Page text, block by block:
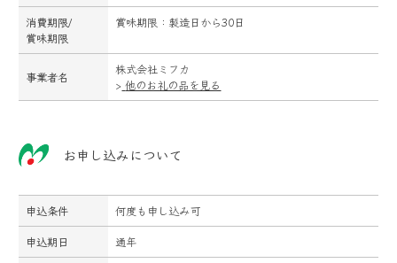
消費期限/
賞味期限
賞味期限：製造日から30日
事業者名
株式会社ミフカ
> 他のお礼の品を見る
お申し込みについて
申込条件
何度も申し込み可
申込期日
通年